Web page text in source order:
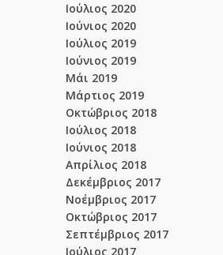
Ιούλιος 2020
Ιούνιος 2020
Ιούλιος 2019
Ιούνιος 2019
Μάι 2019
Μάρτιος 2019
Οκτώβριος 2018
Ιούλιος 2018
Ιούνιος 2018
Απρίλιος 2018
Δεκέμβριος 2017
Νοέμβριος 2017
Οκτώβριος 2017
Σεπτέμβριος 2017
Ιούλιος 2017